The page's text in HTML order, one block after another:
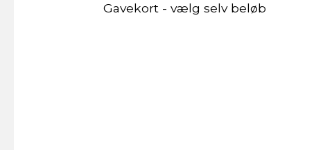
Gavekort - vælg selv beløb